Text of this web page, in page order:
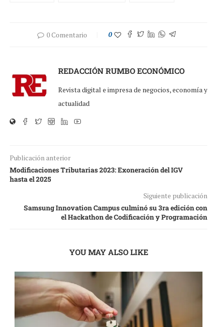
0 Comentario 0
REDACCIÓN RUMBO ECONÓMICO
Revista digital e impresa de negocios, economía y
actualidad
Publicación anterior
Modificaciones Tributarias 2023: Exoneración del IGV
hasta el 2025
Siguiente publicación
Samsung Innovation Campus culminó su 3ra edición con
el Hackathon de Codificación y Programación
YOU MAY ALSO LIKE